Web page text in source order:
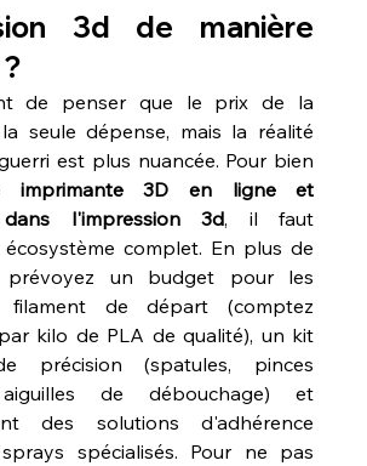
3d de manière
de penser que le prix de la
seule dépense, mais la réalité
imprimante 3D en ligne et
dans l'impression 3d, il faut
complet. En plus de
prévoyez un budget pour les
de départ (comptez
kilo de PLA de qualité), un kit
précision (spatules, pinces
aiguilles de débouchage) et
des solutions d'adhérence
spécialisés. Pour ne pas